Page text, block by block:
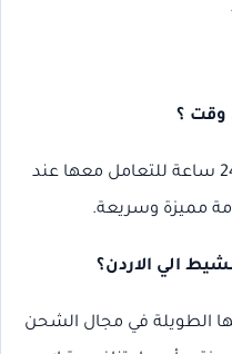
وقت ؟
نعم تعمل في أي وقت على مدار 24 ساعة للتعامل معها عند
مميزة وسريعة.
الي الاردن؟
الطويلة في مجال الشحن